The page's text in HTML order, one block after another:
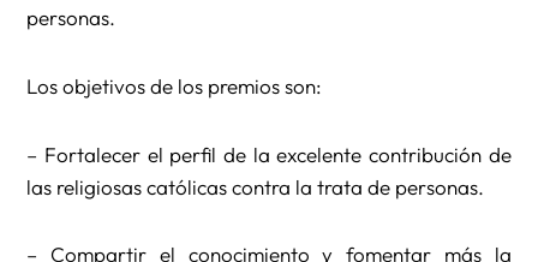
personas.
Los objetivos de los premios son:
– Fortalecer el perfil de la excelente contribución de
las religiosas católicas contra la trata de personas.
– Compartir el conocimiento y fomentar más la